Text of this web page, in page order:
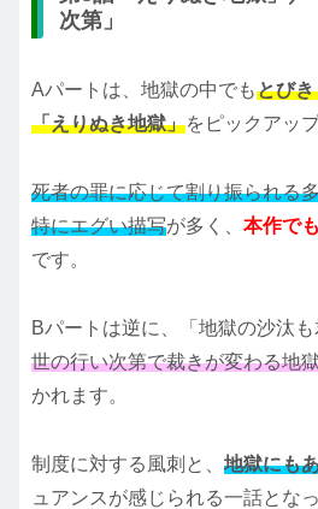
次第」
Aパートは、地獄の中でもとび
「えりぬき地獄」をピックアップ
死者の罪に応じて割り振られる
特にエグい描写が多く、 本作で
です。
Bパートは逆に、「地獄の沙汰も
世の行い次第で裁きが変わる地
かれます。
制度に対する風刺と、 地獄にも
ュアンスが感じられる一話とな